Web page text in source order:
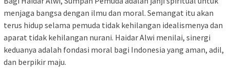
menjaga bangsa dengan ilmu dan moral. Semangat itu akan
terus hidup selama pemuda tidak kehilangan idealismenya dan
aparat tidak kehilangan nurani. Haidar Alwi menilai, sinergi
keduanya adalah fondasi moral bagi Indonesia yang aman, adil,
dan berpikir maju.